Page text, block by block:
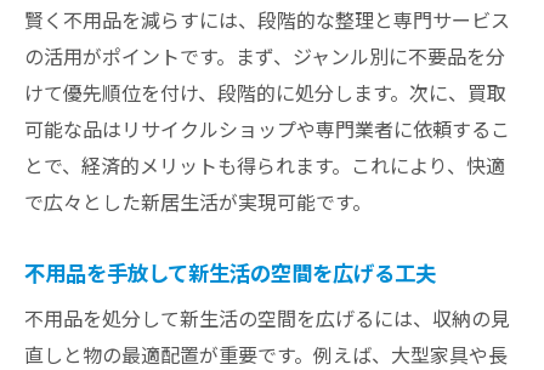
賢く不用品を減らすには、段階的な整理と専門サービス
の活用がポイントです。まず、ジャンル別に不要品を分
けて優先順位を付け、段階的に処分します。次に、買取
可能な品はリサイクルショップや専門業者に依頼するこ
とで、経済的メリットも得られます。これにより、快適
で広々とした新居生活が実現可能です。
不用品を手放して新生活の空間を広げる工夫
不用品を処分して新生活の空間を広げるには、収納の見
直しと物の最適配置が重要です。例えば、大型家具や長